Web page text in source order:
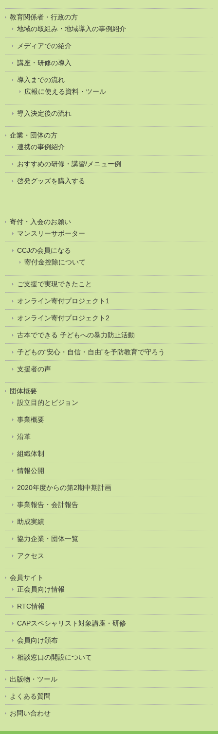
教育関係者・行政の方
地域の取組み・地域導入の事例紹介
メディアでの紹介
講座・研修の導入
導入までの流れ
広報に使える資料・ツール
導入決定後の流れ
企業・団体の方
連携の事例紹介
おすすめの研修・講習/メニュー例
啓発グッズを購入する
寄付・入会のお願い
マンスリーサポーター
CCJの会員になる
寄付金控除について
ご支援で実現できたこと
オンライン寄付プロジェクト1
オンライン寄付プロジェクト2
古本でできる 子どもへの暴力防止活動
子どもの“安心・自信・自由”を予防教育で守ろう
支援者の声
団体概要
設立目的とビジョン
事業概要
沿革
組織体制
情報公開
2020年度からの第2期中期計画
事業報告・会計報告
助成実績
協力企業・団体一覧
アクセス
会員サイト
正会員向け情報
RTC情報
CAPスペシャリスト対象講座・研修
会員向け頒布
相談窓口の開設について
出版物・ツール
よくある質問
お問い合わせ